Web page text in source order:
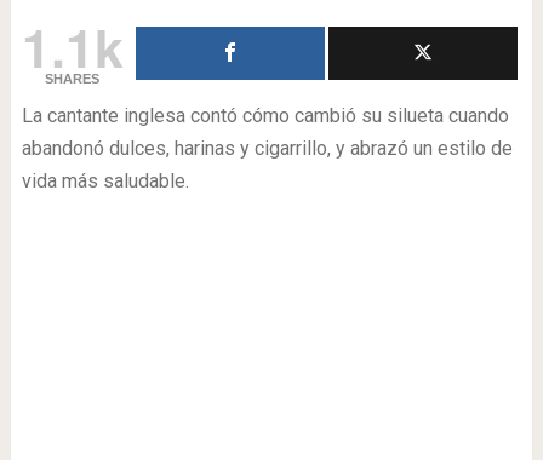
1.1k
SHARES
La cantante inglesa contó cómo cambió su silueta cuando
abandonó dulces, harinas y cigarrillo, y abrazó un estilo de
vida más saludable.